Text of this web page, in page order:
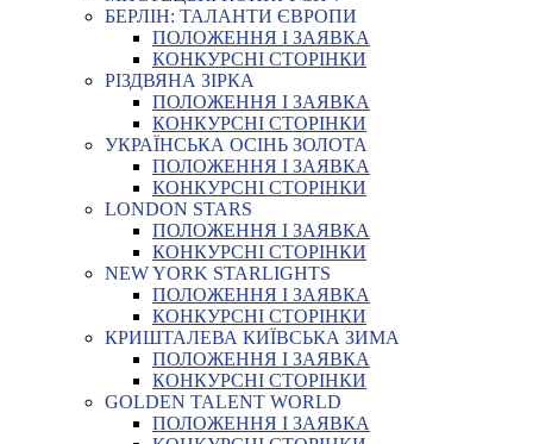
БЕРЛІН: ТАЛАНТИ ЄВРОПИ
ПОЛОЖЕННЯ І ЗАЯВКА
КОНКУРСНІ СТОРІНКИ
РІЗДВЯНА ЗІРКА
ПОЛОЖЕННЯ І ЗАЯВКА
КОНКУРСНІ СТОРІНКИ
УКРАЇНСЬКА ОСІНЬ ЗОЛОТА
ПОЛОЖЕННЯ І ЗАЯВКА
КОНКУРСНІ СТОРІНКИ
LONDON STARS
ПОЛОЖЕННЯ І ЗАЯВКА
КОНКУРСНІ СТОРІНКИ
NEW YORK STARLIGHTS
ПОЛОЖЕННЯ І ЗАЯВКА
КОНКУРСНІ СТОРІНКИ
КРИШТАЛЕВА КИЇВСЬКА ЗИМА
ПОЛОЖЕННЯ І ЗАЯВКА
КОНКУРСНІ СТОРІНКИ
GOLDEN TALENT WORLD
ПОЛОЖЕННЯ І ЗАЯВКА